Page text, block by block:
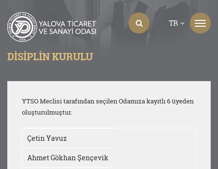
TR
DISIPLIN KURULU
YTSO Meclisi tarafından seçilen Odamıza kayıtlı 6 üyeden
oluşturulmuştur.
Çetin Yavuz
Ahmet Gökhan Şençevik